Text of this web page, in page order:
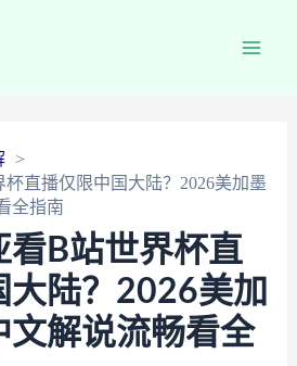
直播仅限中国大陆？2026美加墨
全指南
看B站世界杯直
大陆？2026美加
文解说流畅看全